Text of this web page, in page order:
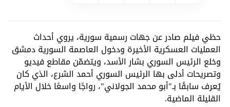
حظي فيلم صادر عن جهات رسمية سورية، يروي أحداث
العمليات العسكرية الأخيرة ودخول العاصمة السورية دمشق
وخلع الرئيس السوري بشار الأسد، ويتضمّن مقاطع فيديو
وتصريحات أدلى بها الرئيس السوري أحمد الشرع، الذي كان
يُعرف سابقًا بـ"أبو محمد الجولاني"، رواجًا واسعًا خلال الأيام
القليلة الماضية.